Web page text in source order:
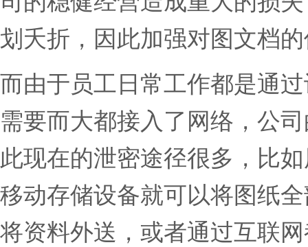
划夭折，因此加强对图文档
而由于员工日常工作都是通
需要而大都接入了网络，公
此现在的泄密途径很多，比
移动存储设备就可以将图纸
将资料外送，或者通过互联